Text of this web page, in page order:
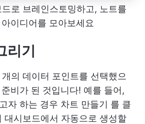
로 브레인스토밍하고, 노트를
이디어를 모아보세요
리기
의 데이터 포인트를 선택했으
비가 된 것입니다! 예를 들어,
자 하는 경우 차트 만들기 를 클
대시보드에서 자동으로 생성할